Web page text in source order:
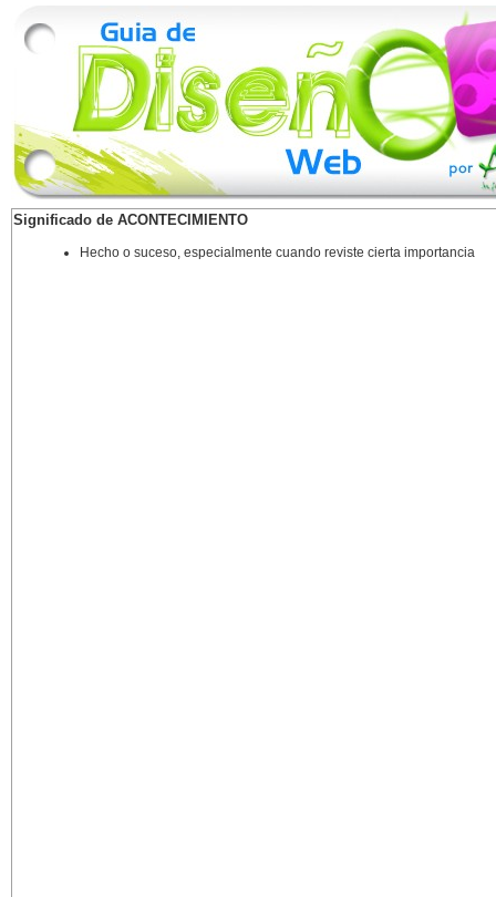
Significado de ACONTECIMIENTO
Hecho o suceso, especialmente cuando reviste cierta importancia